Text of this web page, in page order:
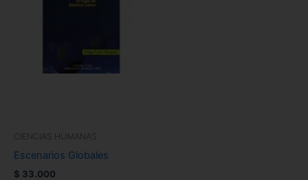
CIENCIAS HUMANAS
Escenarios Globales
$ 33.000